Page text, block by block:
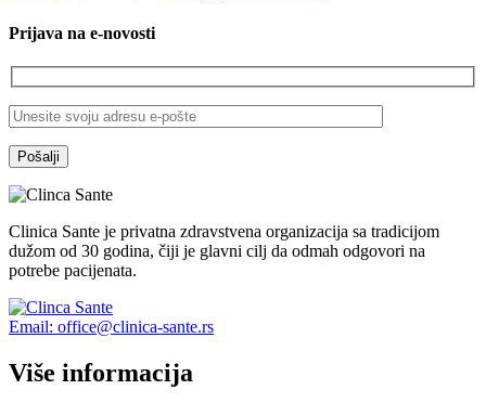
Prijava na e-novosti
Clinica Sante je privatna zdravstvena organizacija sa tradicijom
dužom od 30 godina, čiji je glavni cilj da odmah odgovori na
potrebe pacijenata.
Email: office@clinica-sante.rs
Više informacija